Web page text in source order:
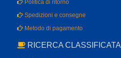
Politica di ritorno
Spedizioni e consegne
Metodo di pagamento
RICERCA CLASSIFICATA